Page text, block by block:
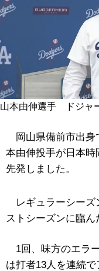
山本由伸選手 ドジャ
岡山県備前市出身
本由伸投手が日本時
先発しました。
レギュラーシーズ
ストシーズンに臨ん
1回、味方のエラ
は打者13人を連続